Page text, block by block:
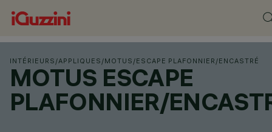
INTÉRIEURS /APPLIQUES /MOTUS /ESCAPE PLAFONNIER/ENCASTRÉ
MOTUS ESCAPE
PLAFONNIER/